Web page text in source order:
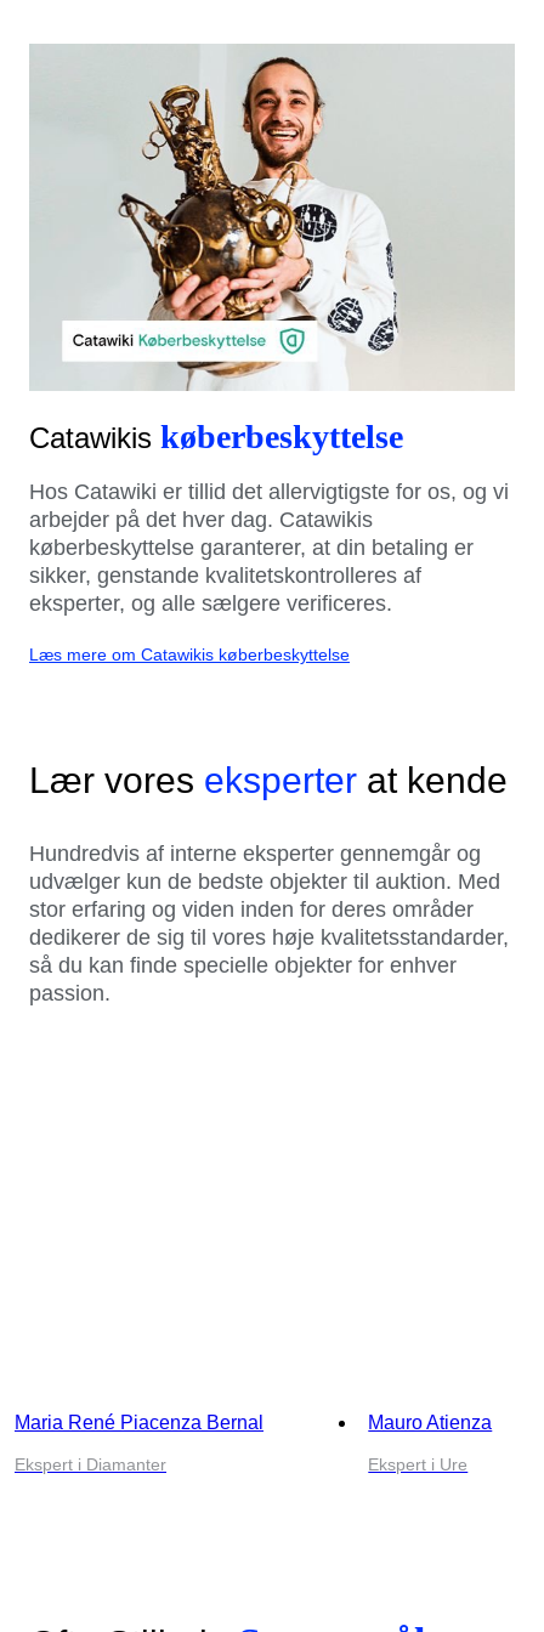
Catawikis køberbeskyttelse
Hos Catawiki er tillid det allervigtigste for os, og vi
arbejder på det hver dag. Catawikis
køberbeskyttelse garanterer, at din betaling er
sikker, genstande kvalitetskontrolleres af
eksperter, og alle sælgere verificeres.
Læs mere om Catawikis køberbeskyttelse
Lær vores eksperter at kende
Hundredvis af interne eksperter gennemgår og
udvælger kun de bedste objekter til auktion. Med
stor erfaring og viden inden for deres områder
dedikerer de sig til vores høje kvalitetsstandarder,
så du kan finde specielle objekter for enhver
passion.
Maria René Piacenza Bernal
Ekspert i Diamanter
Mauro Atienza
Ekspert i Ure